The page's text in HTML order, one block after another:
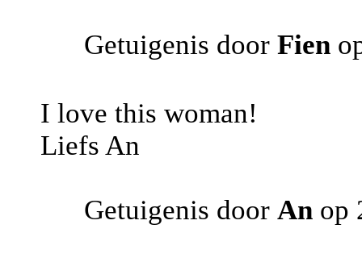
Getuigenis door Fien
I love this woman!
Liefs An
Getuigenis door An op